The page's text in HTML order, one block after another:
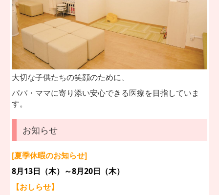
大切な子供たちの笑顔のために、
パパ・ママに寄り添い安心できる医療を目指していま
す。
お知らせ
[夏季休暇のお知らせ]
8月13日（木）～8月20日（木）
【おしらせ】